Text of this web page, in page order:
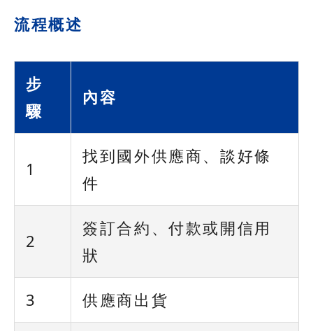
流程概述
步
驟
內容
1
找到國外供應商、談好條
件
2
簽訂合約、付款或開信用
狀
3 供應商出貨